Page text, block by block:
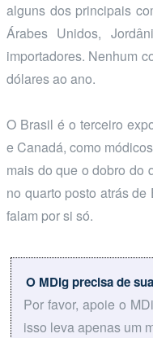
alguns dos principais
Árabes Unidos,
importadores. Nenhum
dólares ao ano.
O Brasil é o terceiro
e Canadá, como
mais do que o dobro do
no quarto posto atrás
falam por si só.
O MDig precisa de
Por favor, apoie o
isso leva apenas um